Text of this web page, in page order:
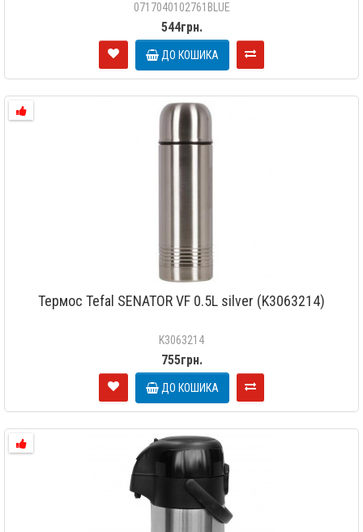
0717040102761BLUE
544грн.
ДО КОШИКА
Термос Tefal SENATOR VF 0.5L silver (K3063214)
K3063214
755грн.
ДО КОШИКА